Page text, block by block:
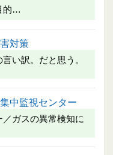
的…
対策
い訳。だと思う。
中監視センター
ガスの異常検知に